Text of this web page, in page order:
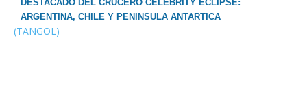
DESTACADO DEL CRUCERO CELEBRITY ECLIPSE:
ARGENTINA, CHILE Y PENINSULA ANTARTICA
(TANGOL)